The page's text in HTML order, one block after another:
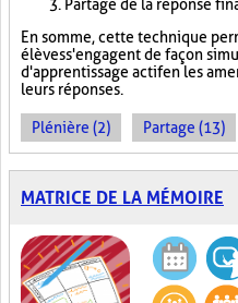
Partage de la réponse
En somme, cette technique
élèves s'engagent de façon
d'apprentissage actif en les
leurs réponses.
Plénière (2) Partage (13)
MATRICE DE LA MÉMOIRE